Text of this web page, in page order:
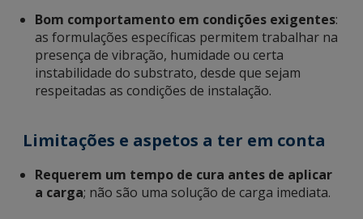
Bom comportamento em condições exigentes:
as formulações específicas permitem trabalhar na
presença de vibração, humidade ou certa
instabilidade do substrato, desde que sejam
respeitadas as condições de instalação.
Limitações e aspetos a ter em conta
Requerem um tempo de cura antes de aplicar
a carga; não são uma solução de carga imediata.